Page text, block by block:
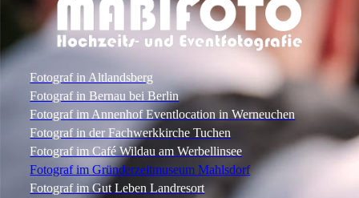
Fotograf in Altlandsberg
Fotograf in Bernau bei Berlin
Fotograf im Annenhof Eventlocation in Werneuchen
Fotograf in der Fachwerkkirche Tuchen
Fotograf im Café Wildau am Werbellinsee
Fotograf im Gründerzeitmuseum Mahlsdorf
Fotograf im Gut Leben Landresort